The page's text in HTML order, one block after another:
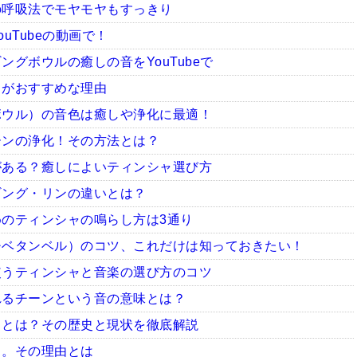
吸法でモヤモヤもすっきり
の動画で！
グボウルの癒しの音をYouTubeで
おすすめな理由
ル）の音色は癒しや浄化に最適！
の浄化！その方法とは？
る？癒しによいティンシャ選び方
グ・リンの違いとは？
ティンシャの鳴らし方は3通り
タンベル）のコツ、これだけは知っておきたい！
ティンシャと音楽の選び方のコツ
チーンという音の意味とは？
は？その歴史と現状を徹底解説
その理由とは